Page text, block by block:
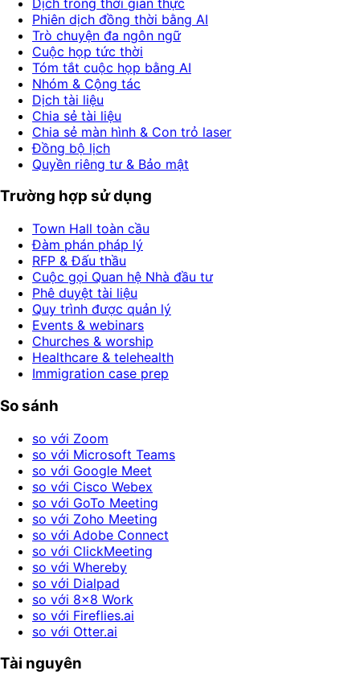
Phiên dịch đồng thời bằng AI
Trò chuyện đa ngôn ngữ
Cuộc họp tức thời
Tóm tắt cuộc họp bằng AI
Nhóm & Cộng tác
Dịch tài liệu
Chia sẻ tài liệu
Chia sẻ màn hình & Con trỏ laser
Đồng bộ lịch
Quyền riêng tư & Bảo mật
Trường hợp sử dụng
Town Hall toàn cầu
Đàm phán pháp lý
RFP & Đấu thầu
Cuộc gọi Quan hệ Nhà đầu tư
Phê duyệt tài liệu
Quy trình được quản lý
Events & webinars
Churches & worship
Healthcare & telehealth
Immigration case prep
So sánh
so với Zoom
so với Microsoft Teams
so với Google Meet
so với Cisco Webex
so với GoTo Meeting
so với Zoho Meeting
so với Adobe Connect
so với ClickMeeting
so với Whereby
so với Dialpad
so với 8x8 Work
so với Fireflies.ai
so với Otter.ai
Tài nguyên